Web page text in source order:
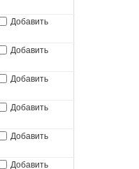
Добавить
Добавить
Добавить
Добавить
Добавить
Добавить